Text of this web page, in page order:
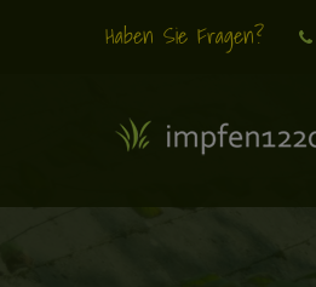
Haben Sie Fragen?